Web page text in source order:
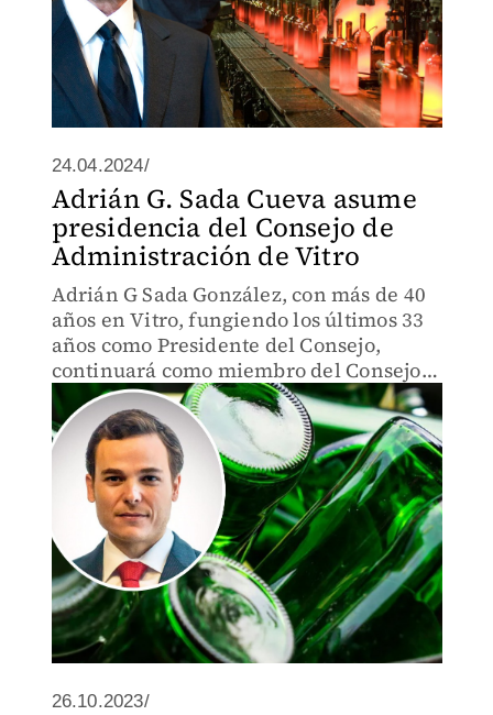
24.04.2024/
Adrián G. Sada Cueva asume
presidencia del Consejo de
Administración de Vitro
Adrián G Sada González, con más de 40
años en Vitro, fungiendo los últimos 33
años como Presidente del Consejo,
continuará como miembro del Consejo
de Administración.
26.10.2023/